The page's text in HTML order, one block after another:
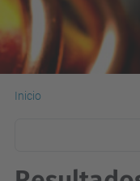
Inicio